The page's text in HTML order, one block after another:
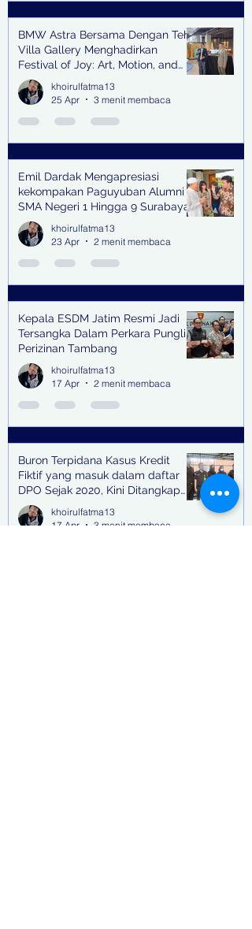
BMW Astra Bersama Dengan Teh
Villa Gallery Menghadirkan
Festival of Joy: Art, Motion, and
Scent
khoirulfatma13
25 Apr
3 menit membaca
Emil Dardak Mengapresiasi
kekompakan Paguyuban Alumni
SMA Negeri 1 Hingga 9 Surabaya
(Pasmanbaya) dalam Kegiatan
Halal Bihalal
khoirulfatma13
23 Apr
2 menit membaca
Kepala ESDM Jatim Resmi Jadi
Tersangka Dalam Perkara Pungli
Perizinan Tambang
khoirulfatma13
17 Apr
2 menit membaca
Buron Terpidana Kasus Kredit
Fiktif yang masuk dalam daftar
DPO Sejak 2020, Kini Ditangkap
Kejari Surabaya
khoirulfatma13
17 Apr
3 menit membaca